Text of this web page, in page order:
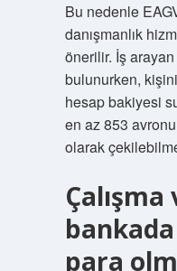
Bu nedenle
danışmanlık
önerilir. İş
bulunurken,
hesap bakiyesi
en az 853
olarak
para